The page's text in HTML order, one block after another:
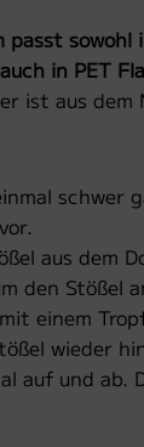
passt sowohl
in PET
ist aus dem
schwer
aus dem
den Stößel
einem
wieder
auf und ab.